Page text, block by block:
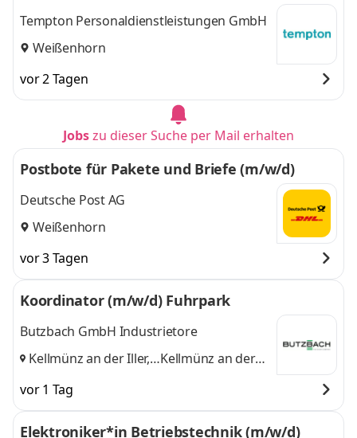
Tempton Personaldienstleistungen GmbH
Weißenhorn
vor 2 Tagen
Jobszu dieser Suche per Mail erhalten
Postbote für Pakete und Briefe (m/w/d)
Deutsche Post AG
Weißenhorn
vor 3 Tagen
Koordinator (m/w/d) Fuhrpark
Butzbach GmbH Industrietore
Kellmünz an der Iller,
Kellmünz an der
vor 1 Tag
Elektroniker*in Betriebstechnik (m/w/d)